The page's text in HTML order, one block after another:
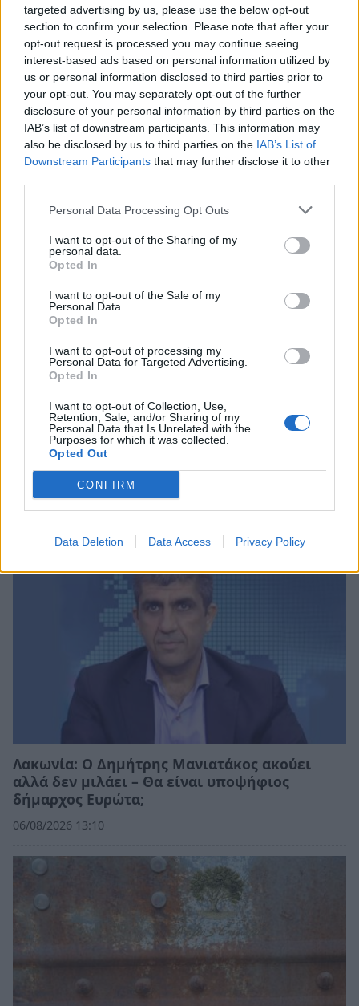
targeted advertising by us, please use the below opt-out
section to confirm your selection. Please note that after your
opt-out request is processed you may continue seeing
interest-based ads based on personal information utilized by
us or personal information disclosed to third parties prior to
your opt-out. You may separately opt-out of the further
disclosure of your personal information by third parties on the
IAB’s list of downstream participants. This information may
also be disclosed by us to third parties on the IAB’s List of
Downstream Participants that may further disclose it to other
Personal Data Processing Opt Outs
I want to opt-out of the Sharing of my
personal data.
Opted In
I want to opt-out of the Sale of my
Personal Data.
Opted In
I want to opt-out of processing my
Personal Data for Targeted Advertising.
Opted In
I want to opt-out of Collection, Use,
Retention, Sale, and/or Sharing of my
Personal Data that Is Unrelated with the
Purposes for which it was collected.
Opted Out
CONFIRM
Data Deletion Data Access Privacy Policy
Σχετικά Άρθρα
Λακωνία: Ο Δημήτρης Μανιατάκος ακούει
αλλά δεν μιλάει – Θα είναι υποψήφιος
δήμαρχος Ευρώτα;
06/08/2026 13:10